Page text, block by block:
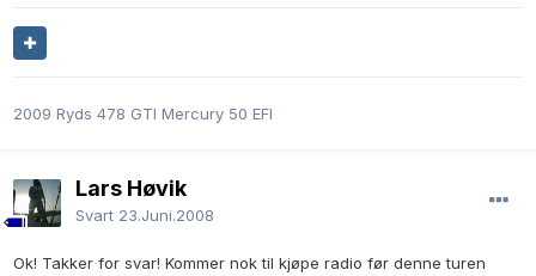
2009 Ryds 478 GTI Mercury 50 EFI
Lars Høvik
Svart 23.Juni.2008
Ok! Takker for svar! Kommer nok til kjøpe radio før denne turen